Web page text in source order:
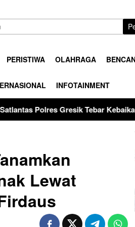
PERISTIWA OLAHRAGA
INFOTAINMENT
Tebar Kebaikan Lewat Jumat
Lewat